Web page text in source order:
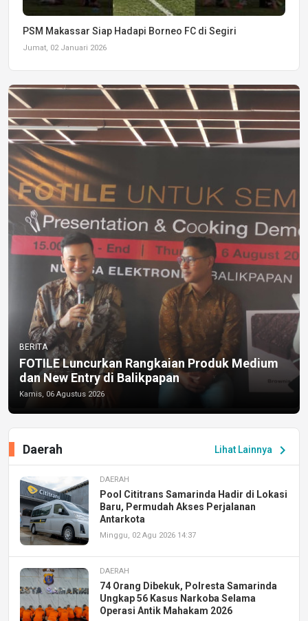
PSM Makassar Siap Hadapi Borneo FC di Segiri
Jumat, 02 Januari 2026
BERITA
FOTILE Luncurkan Rangkaian Produk Medium
dan New Entry di Balikpapan
Kamis, 06 Agustus 2026
Lihat Lainnya chevron_right
Daerah
DAERAH
Pool Cititrans Samarinda Hadir di Lokasi
Baru, Permudah Akses Perjalanan
Antarkota
Minggu, 02 Agu 2026 14:37
DAERAH
74 Orang Dibekuk, Polresta Samarinda
Ungkap 56 Kasus Narkoba Selama
Operasi Antik Mahakam 2026